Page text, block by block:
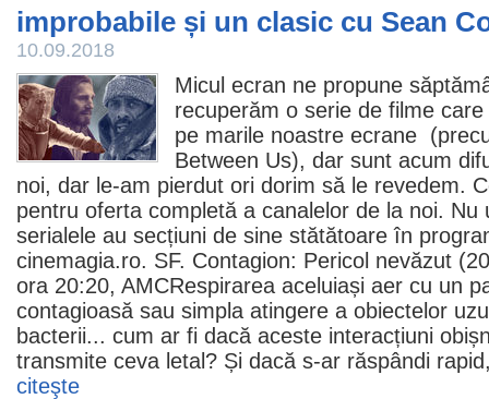
improbabile și un clasic cu Sean
10.09.2018
Micul ecran ne propune
recuperăm o serie de filme care
pe marile noastre ecrane
Between Us), dar sunt acum
noi, dar le-am pierdut ori dorim să le revedem.
pentru oferta completă a canalelor de la noi.
serialele au secțiuni de sine stătătoare în
cinemagia.ro. SF. Contagion: Pericol nevăzut (
ora 20:20, AMCRespirarea aceluiași aer cu un
contagioasă sau simpla atingere a obiectelor
bacterii... cum ar fi dacă aceste interacțiuni
transmite ceva letal? Și dacă s-ar răspândi
citeşte